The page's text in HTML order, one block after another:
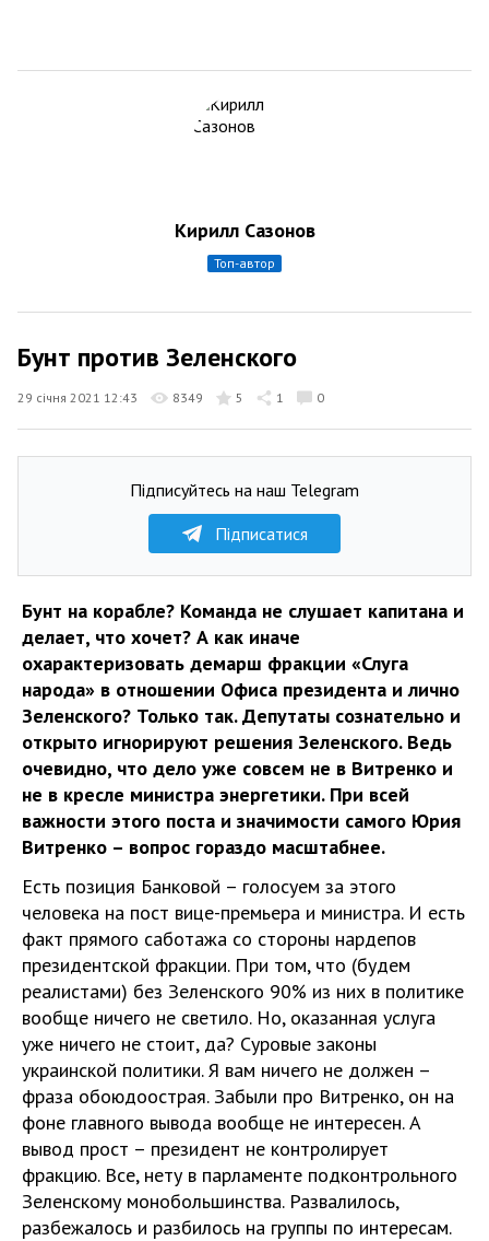
Кирилл Сазонов
топ-автор
Бунт против Зеленского
29 січня 2021 12:43 8349 5 1 0
Підписуйтесь на наш Telegram
Підписатися
Бунт на корабле? Команда не слушает капитана и
делает, что хочет? А как иначе
охарактеризовать демарш фракции «Слуга
народа» в отношении Офиса президента и лично
Зеленского? Только так. Депутаты сознательно и
открыто игнорируют решения Зеленского. Ведь
очевидно, что дело уже совсем не в Витренко и
не в кресле министра энергетики. При всей
важности этого поста и значимости самого Юрия
Витренко – вопрос гораздо масштабнее.
Есть позиция Банковой – голосуем за этого
человека на пост вице-премьера и министра. И есть
факт прямого саботажа со стороны нардепов
президентской фракции. При том, что (будем
реалистами) без Зеленского 90% из них в политике
вообще ничего не светило. Но, оказанная услуга
уже ничего не стоит, да? Суровые законы
украинской политики. Я вам ничего не должен –
фраза обоюдоострая. Забыли про Витренко, он на
фоне главного вывода вообще не интересен. А
вывод прост – президент не контролирует
фракцию. Все, нету в парламенте подконтрольного
Зеленскому монобольшинства. Развалилось,
разбежалось и разбилось на группы по интересам.